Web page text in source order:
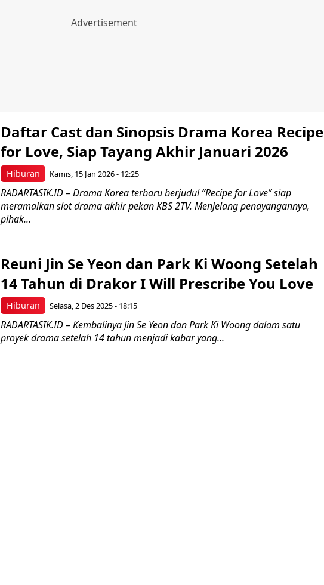
Hiburan
Daftar Cast dan Sinopsis Drama Korea Recipe
for Love, Siap Tayang Akhir Januari 2026
Kamis, 15 Jan 2026 - 12:25
RADARTASIK.ID – Drama Korea terbaru berjudul “Recipe for Love” siap
meramaikan slot drama akhir pekan KBS 2TV. Menjelang penayangannya,
pihak...
Hiburan
Reuni Jin Se Yeon dan Park Ki Woong Setelah
14 Tahun di Drakor I Will Prescribe You Love
Selasa, 2 Des 2025 - 18:15
RADARTASIK.ID – Kembalinya Jin Se Yeon dan Park Ki Woong dalam satu
proyek drama setelah 14 tahun menjadi kabar yang...